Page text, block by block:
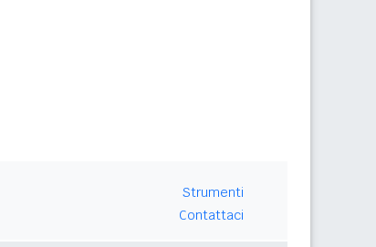
Strumenti
Contattaci